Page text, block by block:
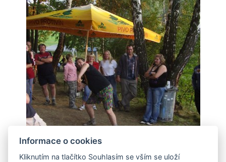
Informace o cookies
Kliknutím na tlačítko Souhlasím se vším se uloží